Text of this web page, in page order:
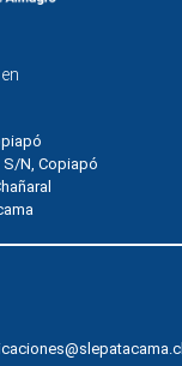
N, Copiapó